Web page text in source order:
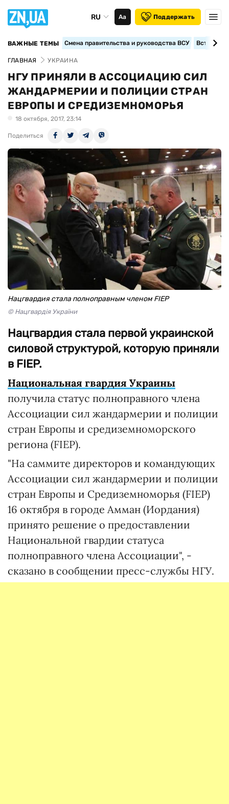
RU Аа Поддержать
ВАЖНЫЕ ТЕМЫ Смена правительства и руководства ВСУ
ГЛАВНАЯ УКРАИНА
НГУ ПРИНЯЛИ В АССОЦИАЦИЮ СИЛ
ЖАНДАРМЕРИИ И ПОЛИЦИИ СТРАН
ЕВРОПЫ И СРЕДИЗЕМНОМОРЬЯ
18 октября, 2017, 23:14
Поделиться
Нацгвардия стала полноправным членом FIEP
© Нацгвардія України
Нацгвардия стала первой украинской
силовой структурой, которую приняли
в FIEP.
Национальная гвардия Украины
получила статус полноправного члена
Ассоциации сил жандармерии и полиции
стран Европы и средиземноморского
региона (FIEP).
"На саммите директоров и командующих
Ассоциации сил жандармерии и полиции
стран Европы и Средиземноморья (FIEP)
16 октября в городе Амман (Иордания)
принято решение о предоставлении
Национальной гвардии статуса
полноправного члена Ассоциации", -
сказано в сообщении пресс-службы НГУ.